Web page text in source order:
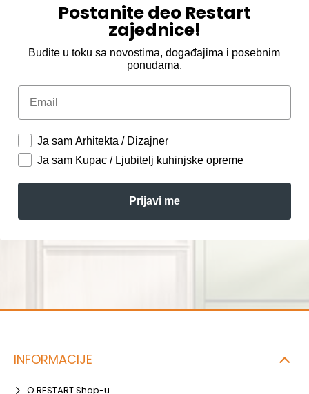
Postanite deo Restart
zajednice!
Budite u toku sa novostima, događajima i posebnim
ponudama.
Email
Ja sam Arhitekta / Dizajner
Ja sam Kupac / Ljubitelj kuhinjske opreme
Prijavi me
INFORMACIJE
O RESTART Shop-u